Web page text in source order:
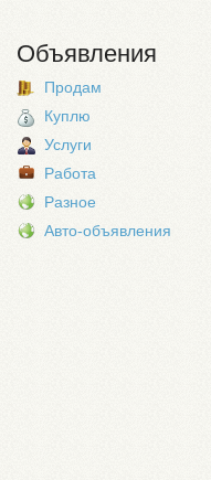
Объявления
Продам
Куплю
Услуги
Работа
Разное
Авто-объявления